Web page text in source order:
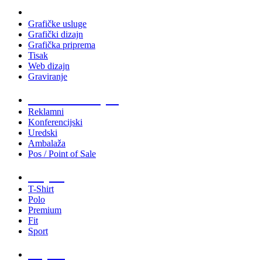
Grafičke usluge
Grafički dizajn
Grafička priprema
Tisak
Web dizajn
Graviranje
Reklamni
Konferencijski
Uredski
Ambalaža
Pos / Point of Sale
T-Shirt
Polo
Premium
Fit
Sport